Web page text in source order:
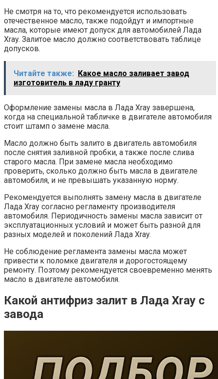
Не смотря на то, что рекомендуется использовать
отечественное масло, также подойдут и импортные
масла, которые имеют допуск для автомобилей Лада
Xray. Залитое масло должно соответствовать таблице
допусков.
Читайте также: Какое масло заливает завод
изготовитель в ладу гранту
Оформление замены масла в Лада Xray завершена,
когда на специальной табличке в двигателе автомобиля
стоит штамп о замене масла.
Масло должно быть залито в двигатель автомобиля
после снятия заливной пробки, а также после слива
старого масла. При замене масла необходимо
проверить, сколько должно быть масла в двигателе
автомобиля, и не превышать указанную норму.
Рекомендуется выполнять замену масла в двигателе
Лада Xray согласно регламенту производителя
автомобиля. Периодичность замены масла зависит от
эксплуатационных условий и может быть разной для
разных моделей и поколений Лада Xray.
Не соблюдение регламента замены масла может
привести к поломке двигателя и дорогостоящему
ремонту. Поэтому рекомендуется своевременно менять
масло в двигателе автомобиля.
Какой антифриз залит в Лада Xray с
завода